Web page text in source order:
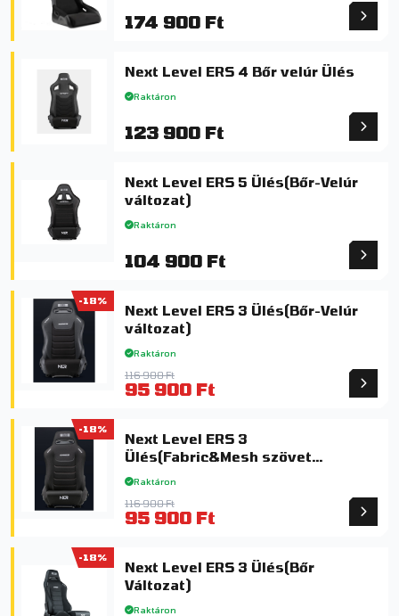
174 900 Ft
Next Level ERS 4 Bőr velúr Ülés
Raktáron
123 900 Ft
Next Level ERS 5 Ülés(Bőr-Velúr
változat)
Raktáron
104 900 Ft
-18%
Next Level ERS 3 Ülés(Bőr-Velúr
változat)
Raktáron
116 900 Ft
95 900 Ft
-18%
Next Level ERS 3
Ülés(Fabric&Mesh szövet
változat)
Raktáron
116 900 Ft
95 900 Ft
-18%
Next Level ERS 3 Ülés(Bőr
Változat)
Raktáron